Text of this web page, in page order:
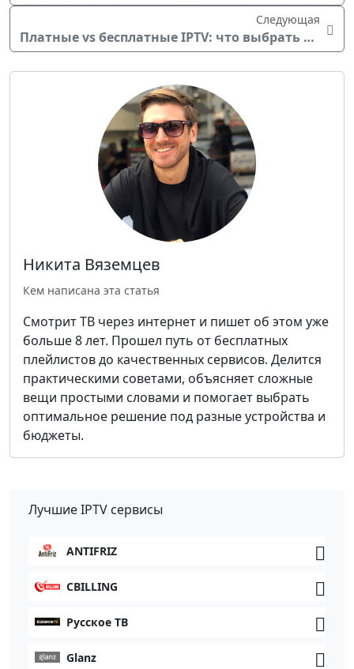
Следующая
Платные vs бесплатные IPTV: что выбрать в 2026 году?
Никита Вяземцев
Кем написана эта статья
Смотрит ТВ через интернет и пишет об этом уже
больше 8 лет. Прошел путь от бесплатных
плейлистов до качественных сервисов. Делится
практическими советами, объясняет сложные
вещи простыми словами и помогает выбрать
оптимальное решение под разные устройства и
бюджеты.
Лучшие IPTV сервисы
ANTIFRIZ
CBILLING
Русское ТВ
Glanz